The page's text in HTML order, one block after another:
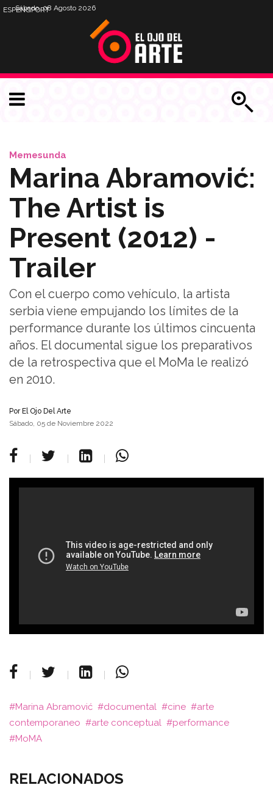
Sábado, 08 Agosto 2026
ESPENGPORT
Memesunda
Marina Abramović:
The Artist is
Present (2012) -
Trailer
Con el cuerpo como vehículo, la artista
serbia viene empujando los límites de la
performance durante los últimos cincuenta
años. El documental sigue los preparativos
de la retrospectiva que el MoMa le realizó
en 2010.
Por El Ojo Del Arte
Sábado, 05 de Noviembre 2022
Marina Abramović documental cine
arte
contemporaneo
arte conceptual
performance
MoMA
RELACIONADOS